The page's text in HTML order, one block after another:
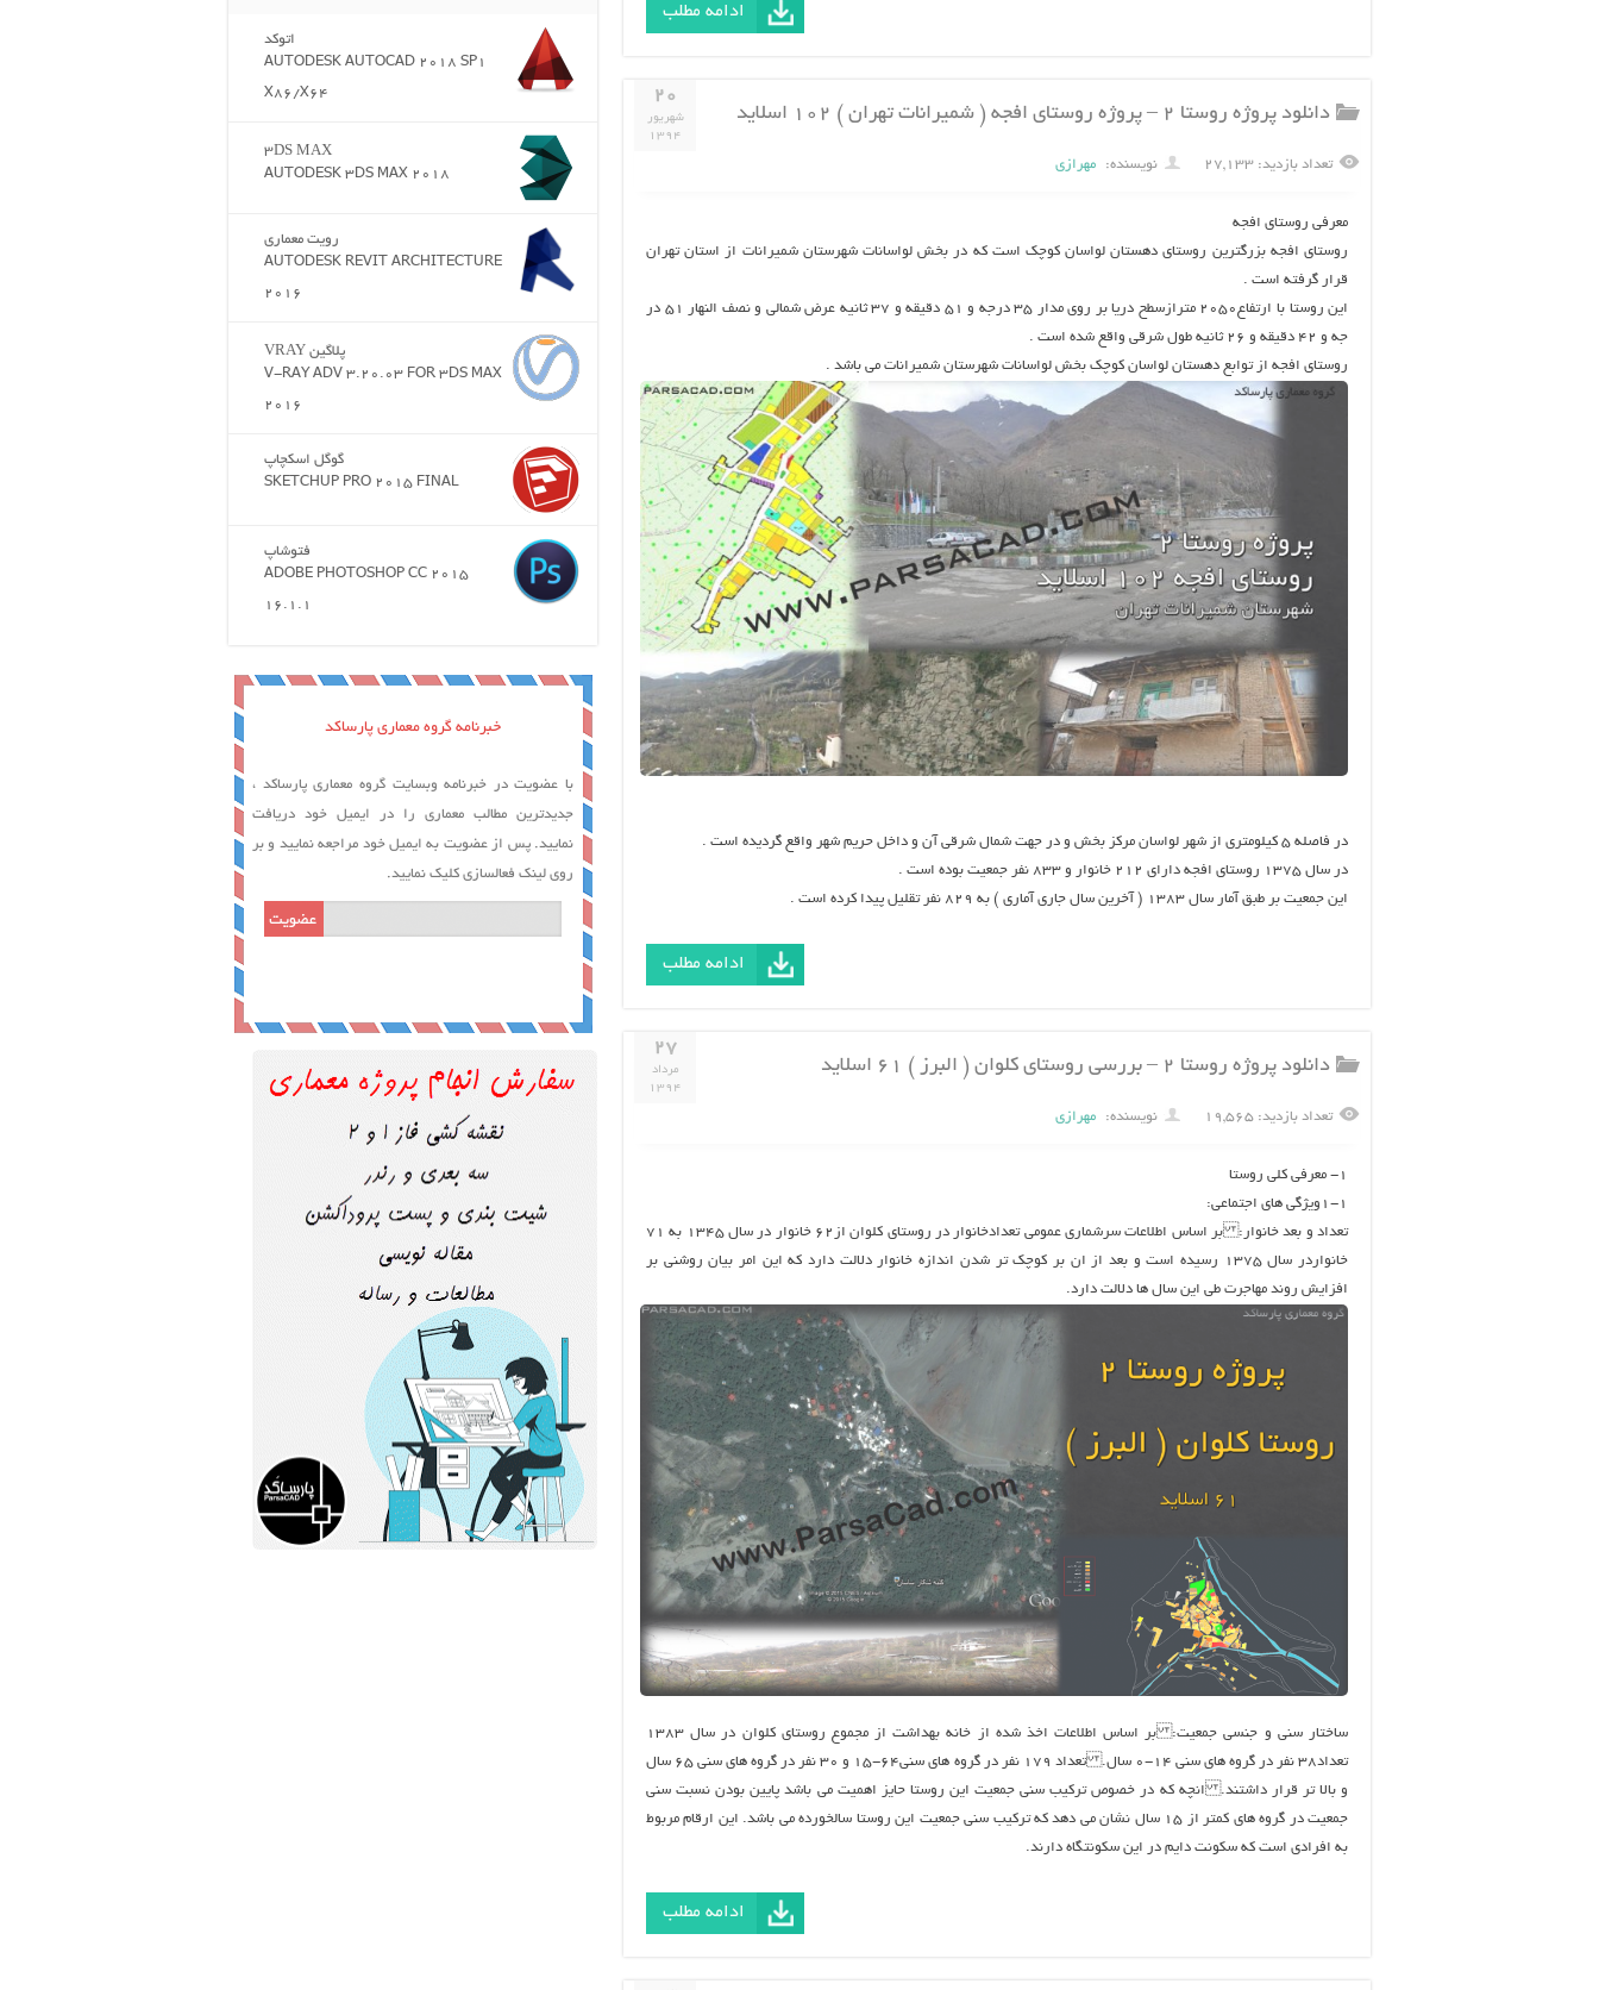
ادامه مطلب
۲۰
شهریور
۱۳۹۴
دانلود پروژه روستا ۲ – پروژه روستای افجه ( شمیرانات تهران ) ۱۰۲ اسلاید
تعداد بازدید: ۲۷,۱۳۳ نویسنده: مهرازی
معرفی روستای افجه
روستای افجه بزرگترین روستای دهستان لواسان کوچک است که در بخش لواسانات شهرستان شمیرانات از استان تهران
قرار گرفته است .
این روستا با ارتفاع۲۰۵۰ مترازسطح دریا بر روی مدار ۳۵ درجه و ۵۱ دقیقه و ۳۷ ثانیه عرض شمالی و نصف النهار ۵۱ در
جه و ۴۲ دقیقه و ۲۶ ثانیه طول شرقی واقع شده است .
روستای افجه از توابع دهستان لواسان کوچک بخش لواسانات شهرستان شمیرانات می باشد .
در فاصله ۵ کیلومتری از شهر لواسان مرکز بخش و در جهت شمال شرقی آن و داخل حریم شهر واقع گردیده است .
در سال ۱۳۷۵ روستای افجه دارای ۲۱۲ خانوار و ۸۳۳ نفر جمعیت بوده است .
این جمعیت بر طبق آمار سال ۱۳۸۳ ( آخرین سال جاری آماری ) به ۸۲۹ نفر تقلیل پیدا کرده است .
ادامه مطلب
۲۷
مرداد
۱۳۹۴
دانلود پروژه روستا ۲ – بررسی روستای کلوان ( البرز ) ۶۱ اسلاید
تعداد بازدید: ۱۹,۵۶۵ نویسنده: مهرازی
۱- معرفی کلی روستا
۱-۱ویژگی های اجتماعی:
تعداد و بعد خانوار: بر اساس اطلاعات سرشماری عمومی تعدادخانوار در روستای کلوان از۶۲ خانوار در سال ۱۳۴۵ به ۷۱
خانواردر سال ۱۳۷۵ رسیده است و بعد از ان بر کوچک تر شدن اندازه خانوار دلالت دارد که این امر بیان روشنی بر
افزایش روند مهاجرت طی این سال ها دلالت دارد.
ساختار سنی و جنسی جمعیت: بر اساس اطلاعات اخذ شده از خانه بهداشت از مجموع روستای کلوان در سال ۱۳۸۳
تعداد۳۸ نفر در گروه های سنی ۱۴-۰ سال. تعداد ۱۷۹ نفر در گروه های سنی۶۴-۱۵ و ۳۰ نفر در گروه های سنی ۶۵ سال
و بالا تر قرار داشتند. انچه که در خصوص ترکیب سنی جمعیت این روستا حایز اهمیت می باشد پایین بودن نسبت سنی
جمعیت در گروه های کمتر از ۱۵ سال نشان می دهد که ترکیب سنی جمعیت این روستا سالخورده می باشد. این ارقام مربوط
به افرادی است که سکونت دایم در این سکونتگاه دارند.
ادامه مطلب
اتوکد
AUTODESK AUTOCAD 2018 SP1
X86/X64
3DS MAX
AUTODESK 3DS MAX 2018
رویت معماری
AUTODESK REVIT ARCHITECTURE
2016
پلاگین VRAY
V-RAY ADV 3.20.03 FOR 3DS MAX
2016
گوگل اسکچاپ
SKETCHUP PRO 2015 FINAL
فتوشاپ
ADOBE PHOTOSHOP CC 2015
16.1.1
خبرنامه گروه معماری پارساکد
با عضویت در خبرنامه وبسایت گروه معماری پارساکد ،
جدیدترین مطالب معماری را در ایمیل خود دریافت
نمایید. پس از عضویت به ایمیل خود مراجعه نمایید و بر
روی لینک فعالسازی کلیک نمایید.